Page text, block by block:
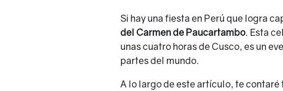
Si hay una fiesta en Perú que logra
del Carmen de Paucartambo. Esta
unas cuatro horas de Cusco, es un
partes del mundo.
A lo largo de este artículo, te